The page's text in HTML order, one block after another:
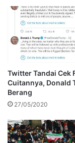
Twitter Tandai Cek
Cuitannya, Donald
Berang
27/05/2020